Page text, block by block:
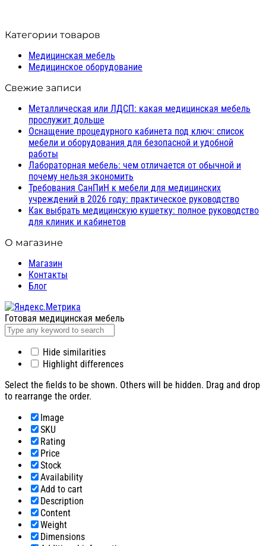
Категории товаров
Медицинская мебель
Медицинское оборудование
Свежие записи
Металлическая или ЛДСП: какая медицинская мебель
прослужит дольше
Оснащение процедурного кабинета под ключ: список
мебели и оборудования для безопасной и удобной
работы
Лабораторная мебель: чем отличается от обычной и
почему нельзя экономить
Требования СанПиН к мебели для медицинских
учреждений в 2026 году: практическое руководство
Как выбрать медицинскую кушетку: полное руководство
для клиник и кабинетов
О магазине
Магазин
Контакты
Блог
Готовая медицинская мебель
Hide similarities
Highlight differences
Select the fields to be shown. Others will be hidden. Drag and drop
to rearrange the order.
Image
SKU
Rating
Price
Stock
Availability
Add to cart
Description
Content
Weight
Dimensions